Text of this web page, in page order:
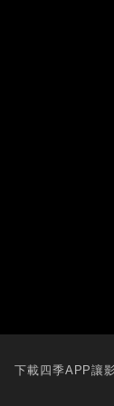
下載四季APP讓